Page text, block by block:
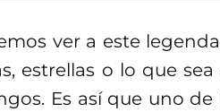
ver a este
estrellas o lo que sea
Es así que uno